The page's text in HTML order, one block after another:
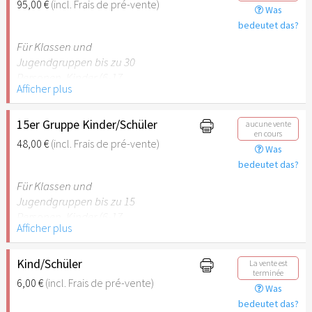
empfehlenswert.
95,00 €(incl. Frais de pré-vente)
Was
bedeutet das?
Für Klassen und
Jugendgruppen bis zu 30
Jahre) oder Schüler mit
Schülerausweis inklusive
erwachsene Begleitperson.
Hinweis: Für Kinder unter 6
Stuttgart nicht
empfehlenswert.
Afficher plus
15er Gruppe Kinder/Schüler
48,00 €(incl. Frais de pré-vente)
aucune vente
en cours
Was
bedeutet das?
Für Klassen und
Jugendgruppen bis zu 15
Jahre) oder Schüler mit
Schülerausweis inklusive
erwachsene Begleitperson.
Hinweis: Für Kinder unter 6
Afficher plus
Kind/Schüler
6,00 €(incl. Frais de pré-vente)
La vente est
terminée
Was
bedeutet das?